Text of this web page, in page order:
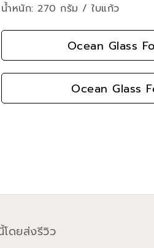
น้ำหนัก: 270 กรัม / ใบแก้ว
Ocean Glass
Ocean Glass
ดยส่งรีวิว